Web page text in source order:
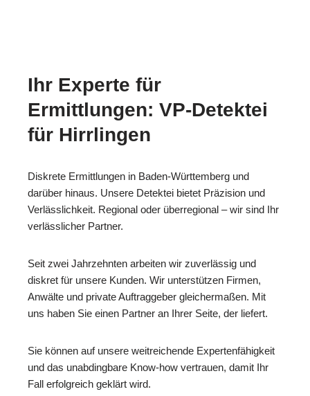
Ihr Experte für
Ermittlungen: VP-Detektei
für Hirrlingen
Diskrete Ermittlungen in Baden-Württemberg und
darüber hinaus. Unsere Detektei bietet Präzision und
Verlässlichkeit. Regional oder überregional – wir sind Ihr
verlässlicher Partner.
Seit zwei Jahrzehnten arbeiten wir zuverlässig und
diskret für unsere Kunden. Wir unterstützen Firmen,
Anwälte und private Auftraggeber gleichermaßen. Mit
uns haben Sie einen Partner an Ihrer Seite, der liefert.
Sie können auf unsere weitreichende Expertenfähigkeit
und das unabdingbare Know-how vertrauen, damit Ihr
Fall erfolgreich geklärt wird.